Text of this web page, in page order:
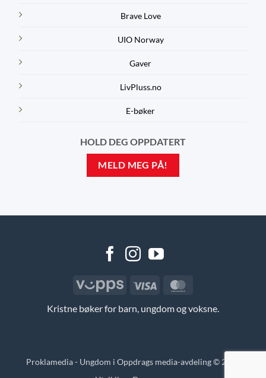
Brave Love
UIO Norway
Gaver
LivPluss.no
E-bøker
HOLD DEG OPPDATERT
MELD MEG PÅ!
Kristne bøker for barn, ungdom og voksne.
Vipps Visa
Proklamedia - Ungdom i Oppdrags media-avdeling © 2026